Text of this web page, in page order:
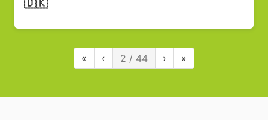
🇩🇰
« ‹ 2 / 44 › »